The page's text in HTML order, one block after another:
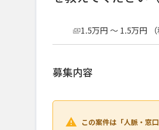
1.5万円 〜 1.5万円 （
募集内容
この案件は「人脈・窓